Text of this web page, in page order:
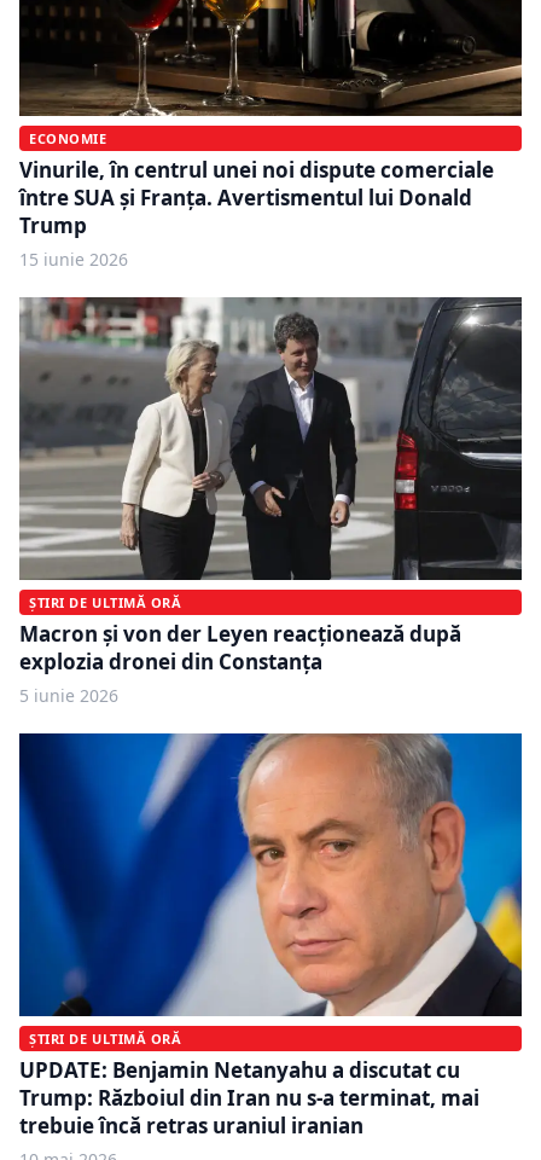
ECONOMIE
Vinurile, în centrul unei noi dispute comerciale
între SUA și Franța. Avertismentul lui Donald
Trump
15 iunie 2026
ȘTIRI DE ULTIMĂ ORĂ
Macron și von der Leyen reacționează după
explozia dronei din Constanța
5 iunie 2026
ȘTIRI DE ULTIMĂ ORĂ
UPDATE: Benjamin Netanyahu a discutat cu
Trump: Războiul din Iran nu s-a terminat, mai
trebuie încă retras uraniul iranian